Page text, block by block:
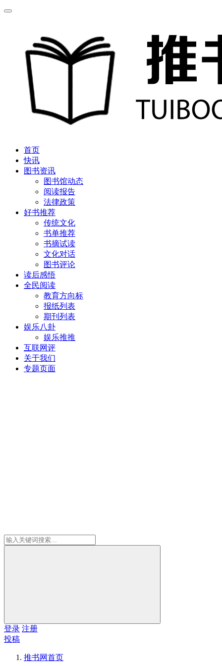
首页
快讯
图书资讯
图书馆动态
阅读报告
法律政策
好书推荐
传统文化
书单推荐
书摘试读
文化对话
图书评论
读后感悟
全民阅读
教育方向标
报纸列表
期刊列表
娱乐八卦
娱乐推推
互联网评
关于我们
专题页面
登录 注册
投稿
推书网首页